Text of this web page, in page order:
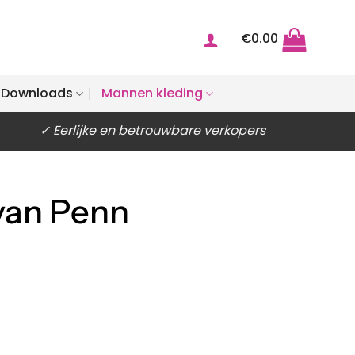
€0.00
Downloads Mannen kleding
✓ Eerlijke en betrouwbare verkopers
Penn